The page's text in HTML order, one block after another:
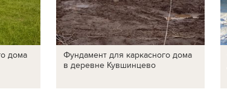
дома
Фундамент для каркасного дома
в деревне Кувшинцево